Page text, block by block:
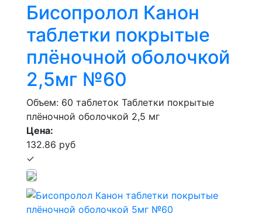
Бисопролол Канон
таблетки покрытые
плёночной оболочкой
2,5мг №60
Объем: 60 таблеток Таблетки покрытые
плёночной оболочкой 2,5 мг
Цена:
132.86 руб
✓